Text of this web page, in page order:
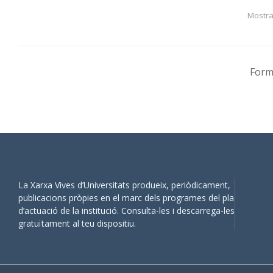
propuestas, ejemplos de buenas
permiten incorporar en las
nuevas generaciones la
perspectiva de género en la
docencia, la transferencia de
Esta guía también está
La Xarxa Vives d’Universitats produeix, periòdicament,
publicacions pròpies en el marc dels programes del pla
d’actuació de la institució. Consulta-les i descarrega-les
gratuïtament al teu dispositiu.